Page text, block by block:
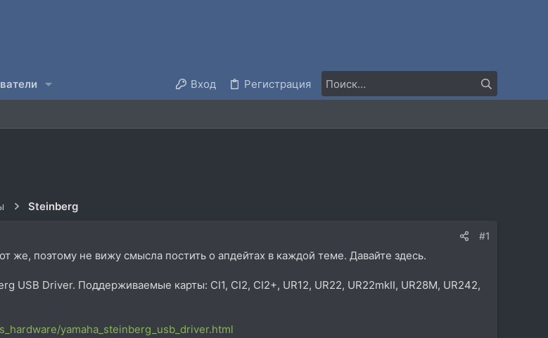
Вход Регистрация
Steinberg
#1
же, поэтому не вижу смысла постить о апдейтах в каждой теме. Давайте здесь.
USB Driver. Поддерживаемые карты: CI1, CI2, CI2+, UR12, UR22, UR22mkII, UR28M, UR242,
yamaha_steinberg_usb_driver.html